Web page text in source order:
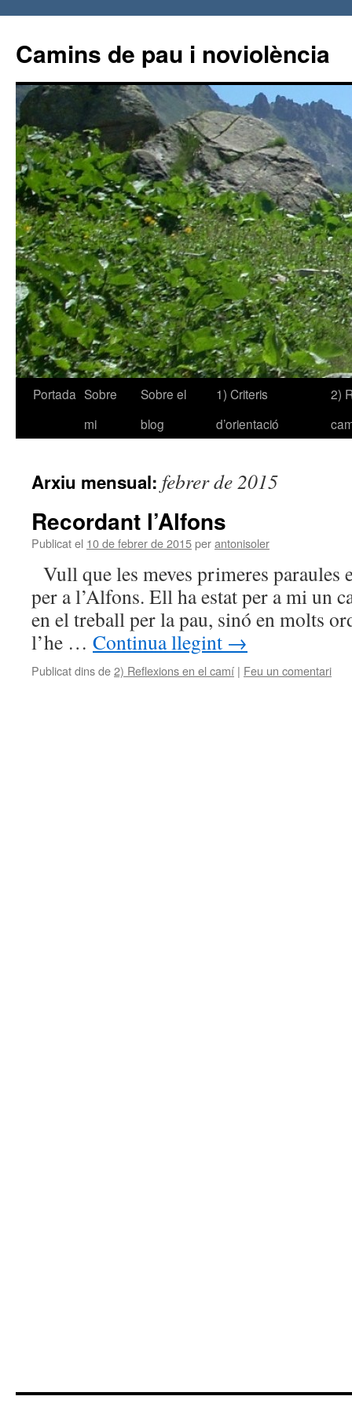
contingut
Camins de pau i noviolència
Portada Sobre
mi
Sobre el
blog
1) Criteris
d’orientació
2)
Arxiu mensual: febrer de 2015
Recordant l’Alfons
Publicat el 10 de febrer de 2015perantonisoler
Vull que les meves primeres paraules
per a l’Alfons. Ell ha estat per a mi un
en el treball per la pau, sinó en molts
l’he … Continua llegint →
Publicat dins de2) Reflexions en el camí | Feu un comentari